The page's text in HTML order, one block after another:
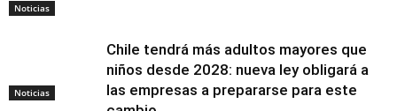
Noticias
Noticias
Chile tendrá más adultos mayores que
niños desde 2028: nueva ley obligará a
las empresas a prepararse para este